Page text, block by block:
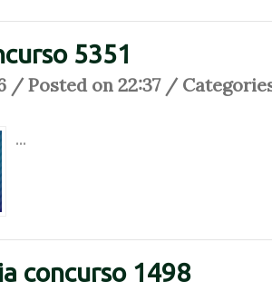
5351
/ Posted on 22:37 /
...
concurso 1498